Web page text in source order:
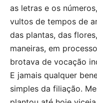
as letras e os
vultos de tempos de
das plantas, das
maneiras, em
brotava de vocação
E jamais qualquer
simples da filiação.